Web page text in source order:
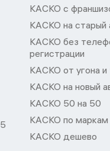
КАСКО с
КАСКО на старый
КАСКО без
регистрации
КАСКО от угона и
КАСКО на новый
КАСКО 50 на 50
КАСКО по маркам
КАСКО дешево